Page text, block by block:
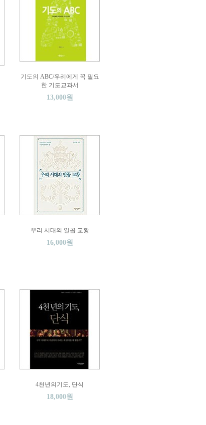
기도의 ABC/우리에게 꼭 필요
한 기도교과서
13,000원
우리 시대의 일곱 교황
16,000원
4천년의기도, 단식
18,000원